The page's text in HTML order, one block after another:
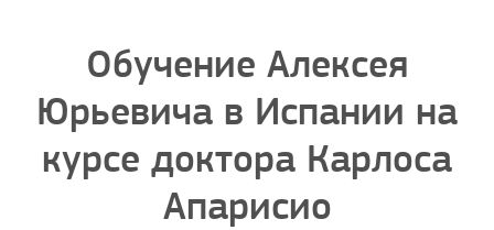
Обучение Алексея
Юрьевича в Испании на
курсе доктора Карлоса
Апарисио